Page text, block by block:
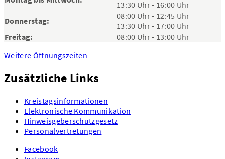
13:30 Uhr - 16:00 Uhr
Donnerstag:
08:00 Uhr - 12:45 Uhr
13:30 Uhr - 17:00 Uhr
Freitag:
08:00 Uhr - 13:00 Uhr
Weitere Öffnungszeiten
Zusätzliche Links
Kreistagsinformationen
Elektronische Kommunikation
Hinweisgeberschutzgesetz
Personalvertretungen
Facebook